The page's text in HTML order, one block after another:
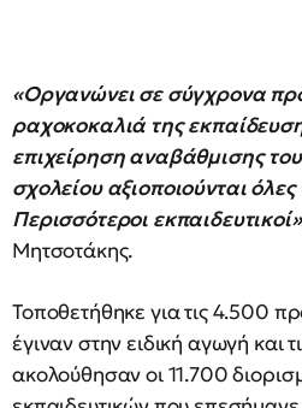
«Οργανώνει σε σύγχρονα
ραχοκοκαλιά της
επιχείρηση αναβάθμισης
σχολείου αξιοποιούνται όλες
Περισσότεροι εκπαιδευτικοί»
Μητσοτάκης.
Τοποθετήθηκε για τις 4.500
έγιναν στην ειδική αγωγή και
ακολούθησαν οι 11.700